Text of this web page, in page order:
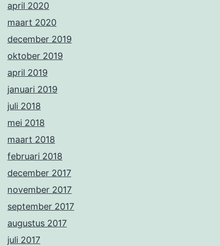
april 2020
maart 2020
december 2019
oktober 2019
april 2019
januari 2019
juli 2018
mei 2018
maart 2018
februari 2018
december 2017
november 2017
september 2017
augustus 2017
juli 2017